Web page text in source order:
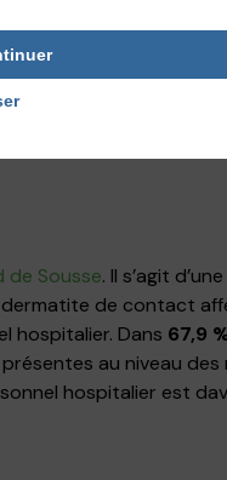
de Sousse. Il s’agit
de contact
hospitalier. Dans 67,9
au niveau des
hospitalier est